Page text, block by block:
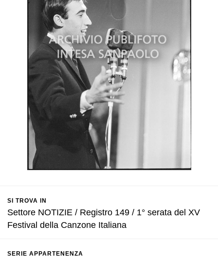
SI TROVA IN
Settore NOTIZIE / Registro 149 / 1° serata del XV
Festival della Canzone Italiana
SERIE APPARTENENZA